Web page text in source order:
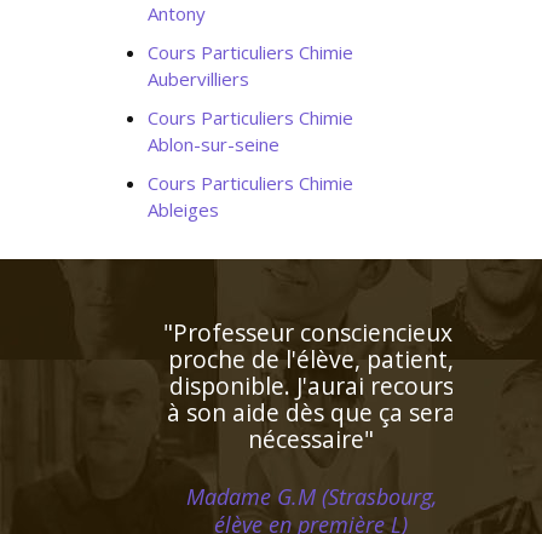
Antony
Cours Particuliers Chimie
Aubervilliers
Cours Particuliers Chimie
Ablon-sur-seine
Cours Particuliers Chimie
Ableiges
"Professeur très disponible
et à l'écoute qui s'adapte
aux besoins de l'enfant et
répond à ses demandes"
Madame M.N (Bordeaux, élève
en première S)